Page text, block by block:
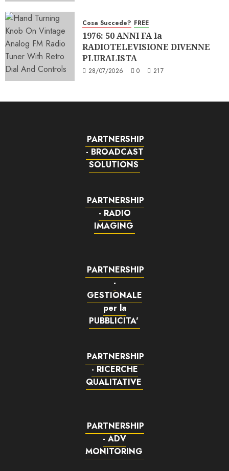
Cosa Succede? FREE
1976: 50 ANNI FA la
RADIOTELEVISIONE DIVENNE
PLURALISTA
28/07/2026 0 217
PARTNERSHIP
- BROADCAST
SOLUTIONS
PARTNERSHIP
- RADIO
IMAGING
PARTNERSHIP
-
GESTIONALE
per la
PUBBLICITA'
PARTNERSHIP
- RICERCHE
QUALITATIVE
PARTNERSHIP
- ADV
MONITORING